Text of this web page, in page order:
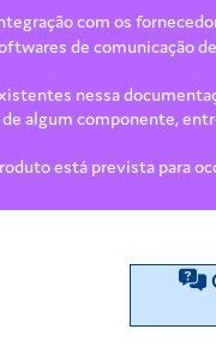
com os
de comunicação
nessa
algum componente,
está prevista para